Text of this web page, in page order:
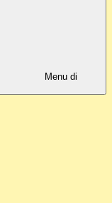
Menu di